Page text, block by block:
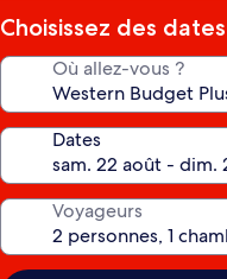
Choisissez des
Où allez-vous ?
Dates
Voyageurs